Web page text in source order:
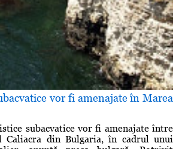
vor fi amenajate în Marea
subacvatice vor fi amenajate între
Caliacra din Bulgaria, în cadrul unui